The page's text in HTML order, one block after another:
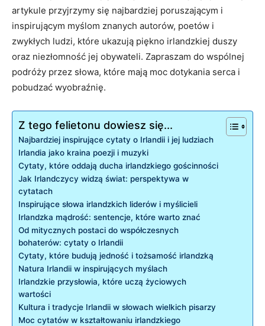
artykule przyjrzymy się najbardziej poruszającym i
inspirującym myślom znanych autorów, poetów i
zwykłych ludzi, które ukazują piękno irlandzkiej duszy
oraz niezłomność jej obywateli. Zapraszam do wspólnej
podróży przez słowa, które mają moc dotykania serca i
pobudzać wyobraźnię.
Z tego felietonu dowiesz się...
Najbardziej inspirujące cytaty o Irlandii i jej ludziach
Irlandia jako kraina poezji i muzyki
Cytaty, które oddają ducha irlandzkiego gościnności
Jak Irlandczycy widzą świat: perspektywa w
cytatach
Inspirujące słowa irlandzkich liderów i myślicieli
Irlandzka mądrość: sentencje, które warto znać
Od mitycznych postaci do współczesnych
bohaterów: cytaty o Irlandii
Cytaty, które budują jedność i tożsamość irlandzką
Natura Irlandii w inspirujących myślach
Irlandzkie przysłowia, które uczą życiowych
wartości
Kultura i tradycje Irlandii w słowach wielkich pisarzy
Moc cytatów w kształtowaniu irlandzkiego